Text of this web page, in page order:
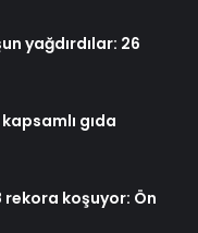
yağdırdılar: 26
gıda
rekora koşuyor: Ön